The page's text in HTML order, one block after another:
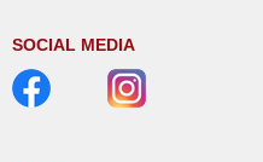
SOCIAL MEDIA